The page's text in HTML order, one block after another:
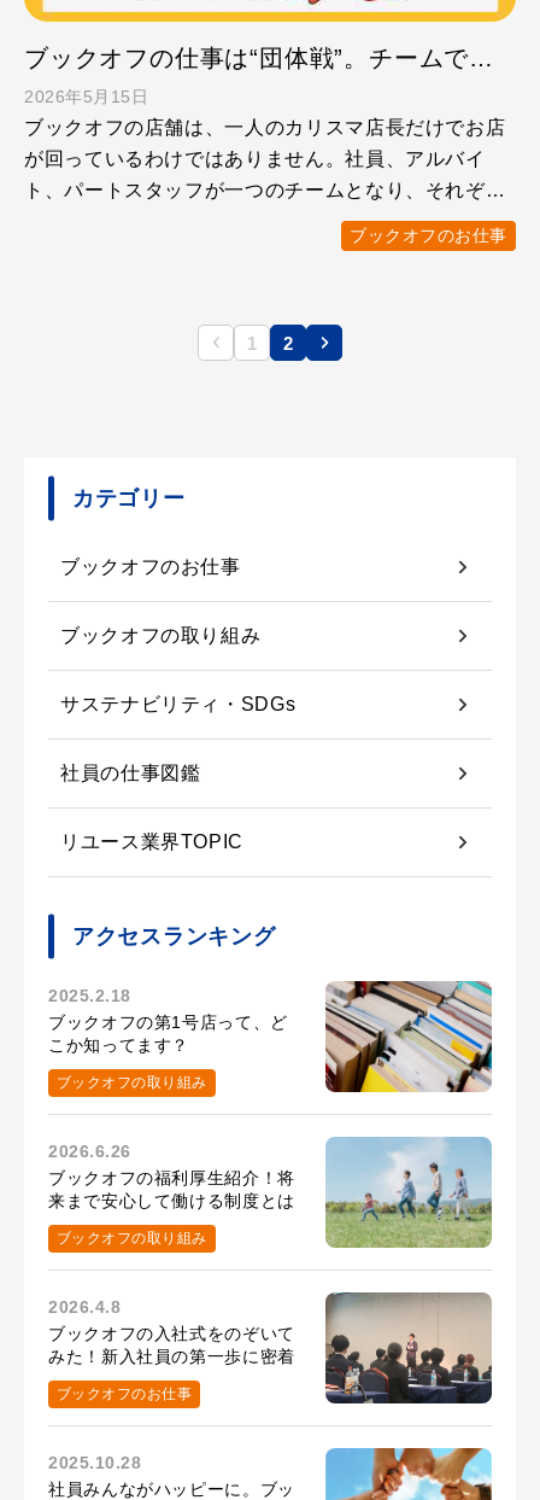
ブックオフの仕事は“団体戦”。チームで取り組む店舗運営のおもしろさ
2026年5月15日
ブックオフの店舗は、一人のカリスマ店長だけでお店
が回っているわけではありません。社員、アルバイ
ト、パートスタッフが一つのチームとなり、それぞれ
ブックオフのお仕事
1 2
カテゴリー
ブックオフのお仕事
ブックオフの取り組み
サステナビリティ・SDGs
社員の仕事図鑑
リユース業界TOPIC
アクセスランキング
2025.2.18
ブックオフの第1号店って、ど
こか知ってます？
ブックオフの取り組み
2026.6.26
ブックオフの福利厚生紹介！将
来まで安心して働ける制度とは
ブックオフの取り組み
2026.4.8
ブックオフの入社式をのぞいて
みた！新入社員の第一歩に密着
ブックオフのお仕事
2025.10.28
社員みんながハッピーに。ブッ